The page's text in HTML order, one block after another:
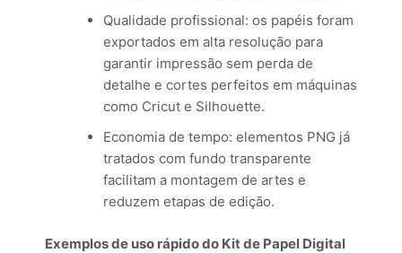
Qualidade profissional: os papéis foram
exportados em alta resolução para
garantir impressão sem perda de
detalhe e cortes perfeitos em máquinas
como Cricut e Silhouette.
Economia de tempo: elementos PNG já
tratados com fundo transparente
facilitam a montagem de artes e
reduzem etapas de edição.
Exemplos de uso rápido do Kit de Papel Digital